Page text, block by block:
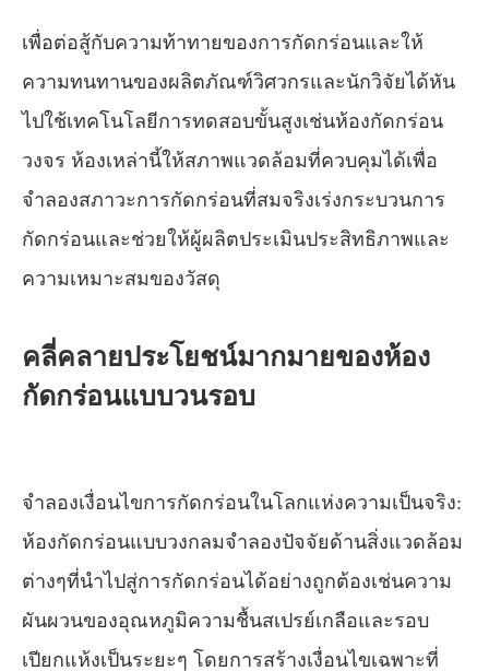
เพื่อต่อสู้กับความท้าทายของการกัดกร่อนและให้
ความทนทานของผลิตภัณฑ์วิศวกรและนักวิจัยได้หัน
ไปใช้เทคโนโลยีการทดสอบขั้นสูงเช่นห้องกัดกร่อน
วงจร ห้องเหล่านี้ให้สภาพแวดล้อมที่ควบคุมได้เพื่อ
จำลองสภาวะการกัดกร่อนที่สมจริงเร่งกระบวนการ
กัดกร่อนและช่วยให้ผู้ผลิตประเมินประสิทธิภาพและ
ความเหมาะสมของวัสดุ
คลี่คลายประโยชน์มากมายของห้อง
กัดกร่อนแบบวนรอบ
จำลองเงื่อนไขการกัดกร่อนในโลกแห่งความเป็นจริง:
ห้องกัดกร่อนแบบวงกลมจำลองปัจจัยด้านสิ่งแวดล้อม
ต่างๆที่นำไปสู่การกัดกร่อนได้อย่างถูกต้องเช่นความ
ผันผวนของอุณหภูมิความชื้นสเปรย์เกลือและรอบ
เปียกแห้งเป็นระยะๆ โดยการสร้างเงื่อนไขเฉพาะที่